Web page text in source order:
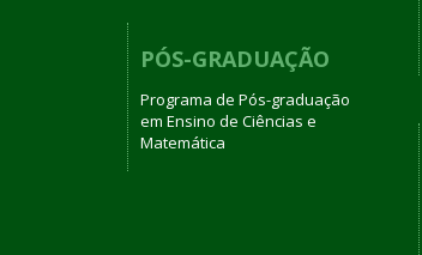
PÓS-GRADUAÇÃO
Programa de Pós-graduação
em Ensino de Ciências e
Matemática